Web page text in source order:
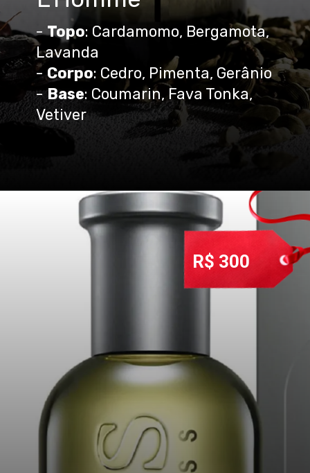
-Topo: Cardamomo, Bergamota,
Lavanda
- Corpo: Cedro, Pimenta, Gerânio
-Base: Coumarin, Fava Tonka,
Vetiver
R$ 300